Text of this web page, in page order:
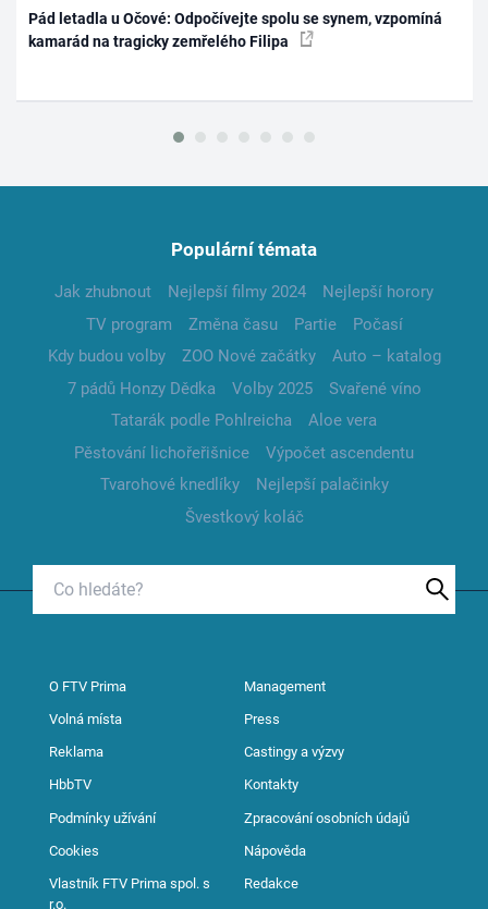
Pád letadla u Očové: Odpočívejte spolu se synem, vzpomíná
kamarád na tragicky zemřelého Filipa
Populární témata
Jak zhubnout Nejlepší filmy 2024
Nejlepší horory
TV program
Změna času Partie
Počasí
Kdy budou volby
ZOO Nové začátky
Auto – katalog
7 pádů Honzy Dědka
Volby 2025
Svařené víno
Tatarák podle Pohlreicha
Aloe vera
Pěstování lichořeřišnice
Výpočet ascendentu
Tvarohové knedlíky
Nejlepší palačinky
Švestkový koláč
O FTV Prima Management
Volná místa Press
Reklama Castingy a výzvy
HbbTV Kontakty
Podmínky užívání Zpracování osobních údajů
Cookies Nápověda
Vlastník FTV Prima spol. s
r.o.
Redakce